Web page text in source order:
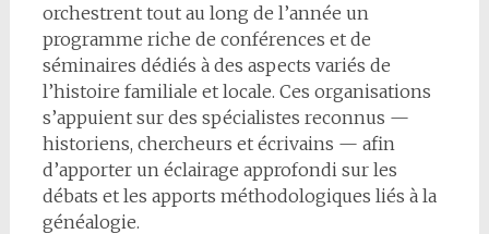
orchestrent tout au long de l’année un
programme riche de conférences et de
séminaires dédiés à des aspects variés de
l’histoire familiale et locale. Ces organisations
s’appuient sur des spécialistes reconnus —
historiens, chercheurs et écrivains — afin
d’apporter un éclairage approfondi sur les
débats et les apports méthodologiques liés à la
généalogie.